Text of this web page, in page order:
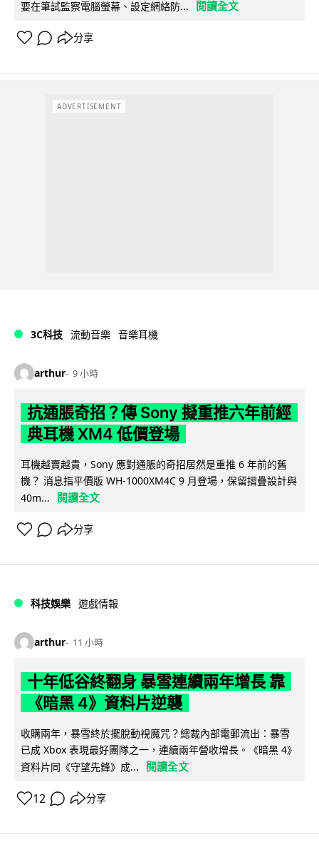
要在筆試監察電腦螢幕、設定網絡防...
閱讀全文
分享
ADVERTISEMENT
3C科技 流動音樂 音樂耳機
arthur 9 小時
抗通脹奇招？傳 Sony 擬重推六年前經
典耳機 XM4 低價登場
耳機越賣越貴，Sony 應對通脹的奇招居然是重推 6 年前的舊
機？ 消息指平價版 WH-1000XM4C 9 月登場，保留摺疊設計與
40m...
閱讀全文
分享
科技娛樂 遊戲情報
arthur 11 小時
十年低谷終翻身 暴雪連續兩年增長 靠
《暗黑 4》資料片逆襲
收購兩年，暴雪終於擺脫動視魔咒？總裁內部電郵流出：暴雪
已成 Xbox 表現最好團隊之一，連續兩年營收增長。《暗黑 4》
資料片同《守望先鋒》成...
閱讀全文
12 分享